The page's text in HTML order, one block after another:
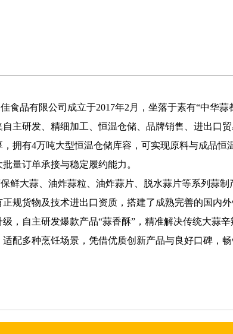
品有限公司成立于2017年2月，坐落于素有“中华蒜
主研发、精细加工、恒温仓储、品牌销售、进出口
拥有4万吨大型恒温仓储库容，可实现原料与成品
量订单承接与稳定履约能力。
鲜大蒜、油炸蒜粒、油炸蒜片、脱水蒜片等系列蒜
正规货物及技术进出口资质，搭建了成熟完善的国内
，自主研发爆款产品“蒜香酥”，精准解决传统大蒜
配多种烹饪场景，凭借优质创新产品与良好口碑，畅